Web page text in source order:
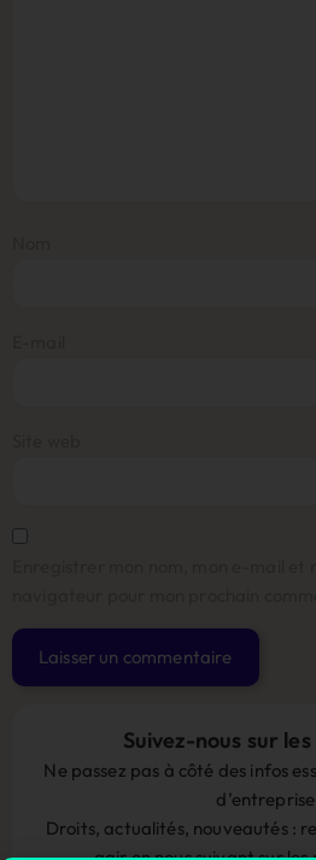
Suivez-nous sur
Ne passez pas à côté des infos
Droits, actualités, nouveautés :